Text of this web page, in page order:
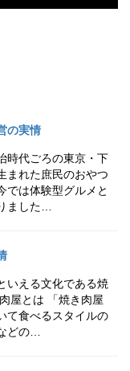
の実情
時代ごろの東京・下
まれた庶民のおやつ
では体験型グルメと
ました…
いえる文化である焼
屋とは 「焼き肉屋
て食べるスタイルの
どの…